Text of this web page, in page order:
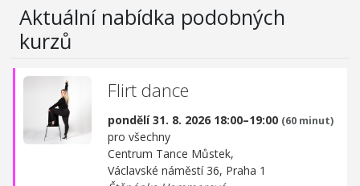
Aktuální nabídka podobných
kurzů
Flirt dance
pondělí 31. 8. 2026 18:00–19:00 (60 minut)
pro všechny
Centrum Tance Můstek,
Václavské náměstí 36, Praha 1